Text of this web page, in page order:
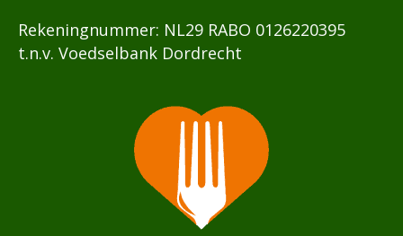
Rekeningnummer: NL29 RABO 0126220395
t.n.v. Voedselbank Dordrecht